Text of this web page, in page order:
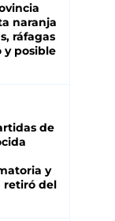
naranja
ráfagas
y posible
de
y
retiró del